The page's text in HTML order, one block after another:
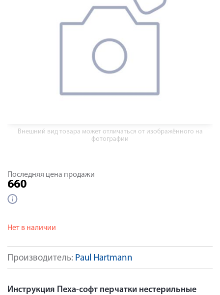
Внешний вид товара может отличаться от изображённого на
фотографии
Производитель: Paul Hartmann
Последняя цена продажи
660
Нет в наличии
Инструкция Пеха-софт перчатки нестерильные